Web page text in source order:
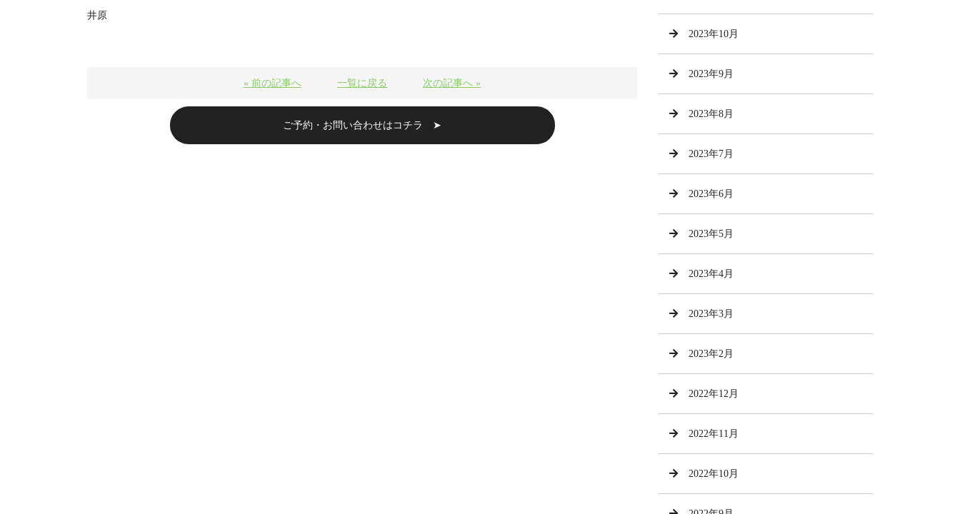
井原
« 前の記事へ 一覧に戻る 次の記事へ »
ご予約・お問い合わせはコチラ ➤
2023年10月
2023年9月
2023年8月
2023年7月
2023年6月
2023年5月
2023年4月
2023年3月
2023年2月
2022年12月
2022年11月
2022年10月